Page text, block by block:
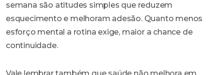
semana são atitudes simples que reduzem
esquecimento e melhoram adesão. Quanto menos
esforço mental a rotina exige, maior a chance de
continuidade.